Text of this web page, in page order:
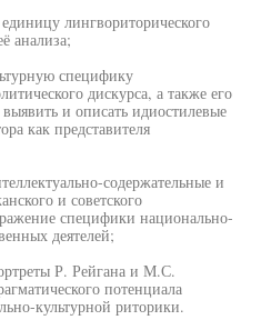
лингвориторического
анализа;
специфику
дискурса, а также его
и описать идиостилевые
как представителя
содержательные и
и советского
специфики национально-
деятелей;
Р. Рейгана и М.С.
потенциала
культурной риторики.